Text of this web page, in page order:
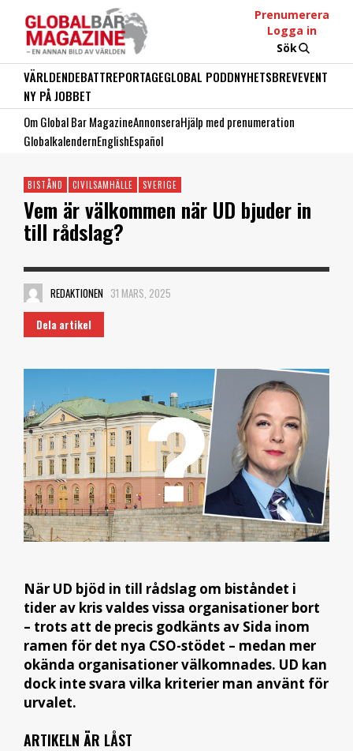
Prenumerera
Logga in
Sök
VÄRLDENDEBATTREPORTAGEGLOBAL PODDNYHETSBREVEVENT
NY PÅ JOBBET
Om Global Bar MagazineAnnonseraHjälp med prenumeration
GlobalkalendernEnglishEspañol
BISTÅND CIVILSAMHÄLLE SVERIGE
Vem är välkommen när UD bjuder in
till rådslag?
REDAKTIONEN 31 MARS, 2025
Dela artikel
När UD bjöd in till rådslag om biståndet i
tider av kris valdes vissa organisationer bort
– trots att de precis godkänts av Sida inom
ramen för det nya CSO-stödet – medan mer
okända organisationer välkomnades. UD kan
dock inte svara vilka kriterier man använt för
urvalet.
ARTIKELN ÄR LÅST